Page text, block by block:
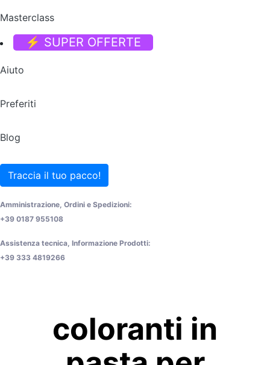
Masterclass
⚡ SUPER OFFERTE
Aiuto
Preferiti
Blog
Traccia il tuo pacco!
Amministrazione, Ordini e Spedizioni:
+39 0187 955108
Assistenza tecnica, Informazione Prodotti:
+39 333 4819266
coloranti in